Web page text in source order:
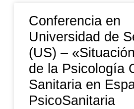
Conferencia en
Universidad de
(US) –
de la Psicología
Sanitaria en
PsicoSanitaria